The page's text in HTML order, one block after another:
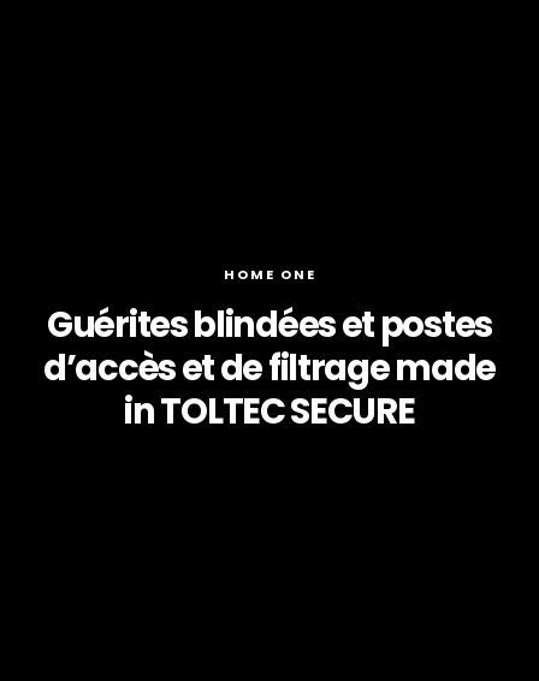
HOME ONE
Guérites blindées et postes
d’accès et de filtrage made
in TOLTEC SECURE